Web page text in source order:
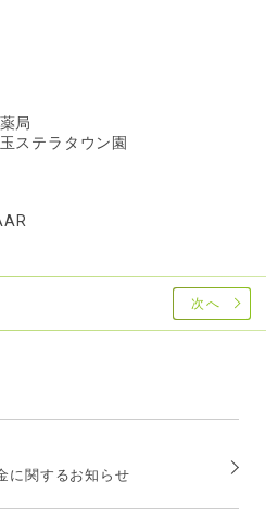
局
ステラタウン園
次へ
に関するお知らせ